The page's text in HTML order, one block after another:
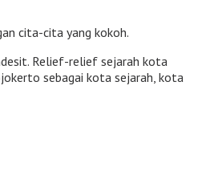
cita-cita yang kokoh.
Relief-relief sejarah kota
sebagai kota sejarah, kota